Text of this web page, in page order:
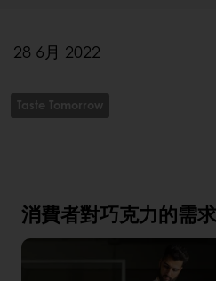
28 6月 2022
Taste Tomorrow
消費者對巧克力的需